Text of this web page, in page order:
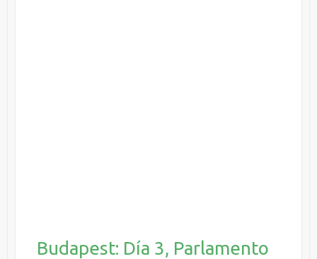
Budapest: Día 3, Parlamento